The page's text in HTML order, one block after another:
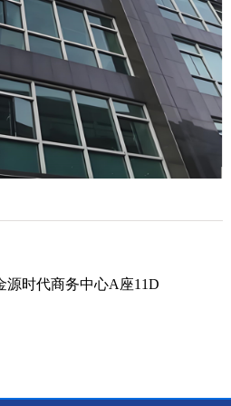
时代商务中心A座11D